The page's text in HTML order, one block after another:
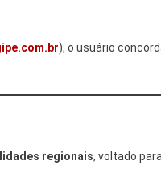
), o usuário
regionais, voltado